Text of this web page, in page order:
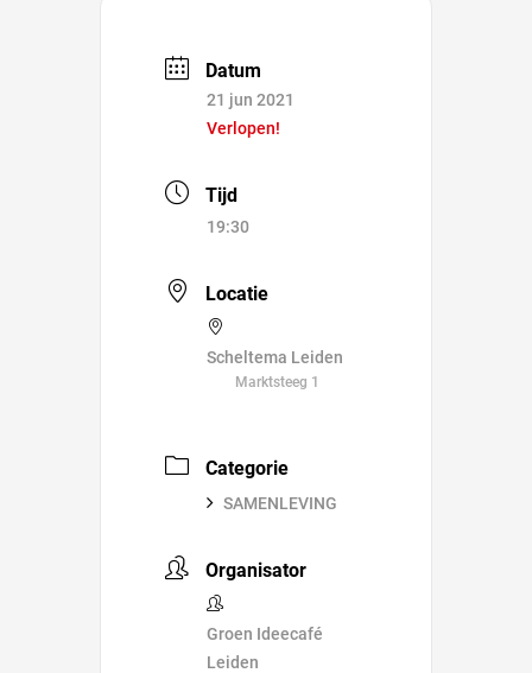
Datum
21 jun 2021
Verlopen!
Tijd
19:30
Locatie
Scheltema Leiden
Marktsteeg 1
Categorie
SAMENLEVING
Organisator
Groen Ideecafé
Leiden